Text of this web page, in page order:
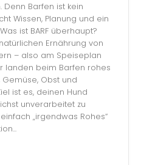
Denn Barfen ist kein
Wissen, Planung und ein
ist BARF überhaupt?
Ernährung von
– also am Speiseplan
landen beim Barfen rohes
Gemüse, Obst und
ist es, deinen Hund
unverarbeitet zu
„irgendwas Rohes“